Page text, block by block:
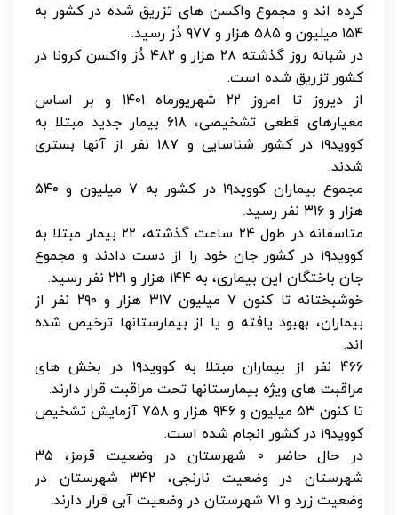
کرده اند و مجموع واکسن های تزریق شده در کشور به
۱۵۴ میلیون و ۵۸۵ هزار و ۹۷۷ دُز رسید.
در شبانه روز گذشته ۲۸ هزار و ۴۸۲ دُز واکسن کرونا در
کشور تزریق شده است.
از دیروز تا امروز ۲۲ شهریورماه ۱۴۰۱ و بر اساس
معیارهای قطعی تشخیصی، ۶۱۸ بیمار جدید مبتلا به
کووید۱۹ در کشور شناسایی و ۱۸۷ نفر از آنها بستری
شدند.
مجموع بیماران کووید۱۹ در کشور به ۷ میلیون و ۵۴۰
هزار و ۳۱۶ نفر رسید.
متاسفانه در طول ۲۴ ساعت گذشته، ۲۲ بیمار مبتلا به
کووید۱۹ در کشور جان خود را از دست دادند و مجموع
جان باختگان این بیماری، به ۱۴۴ هزار و ۲۲۱ نفر رسید.
خوشبختانه تا کنون ۷ میلیون ۳۱۷ هزار و ۲۹۰ نفر از
بیماران، بهبود یافته و یا از بیمارستانها ترخیص شده
اند.
۴۶۶ نفر از بیماران مبتلا به کووید۱۹ در بخش های
مراقبت های ویژه بیمارستانها تحت مراقبت قرار دارند.
تا کنون ۵۳ میلیون و ۹۴۶ هزار و ۷۵۸ آزمایش تشخیص
کووید۱۹ در کشور انجام شده است.
در حال حاضر ۰ شهرستان در وضعیت قرمز، ۳۵
شهرستان در وضعیت نارنجی، ۳۴۲ شهرستان در
وضعیت زرد و ۷۱ شهرستان در وضعیت آبی قرار دارند.